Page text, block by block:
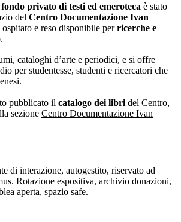
fondo privato di testi ed emeroteca è stato
del Centro Documentazione Ivan
e reso disponibile perricerche e
.
cataloghi d’arte e periodici, e si offre
per studentesse, studenti e ricercatori che
pubblicato il catalogo dei libri del Centro,
sezione Centro Documentazione Ivan
di interazione, autogestito, riservato ad
Rotazione espositiva, archivio donazioni,
aperta, spazio safe.